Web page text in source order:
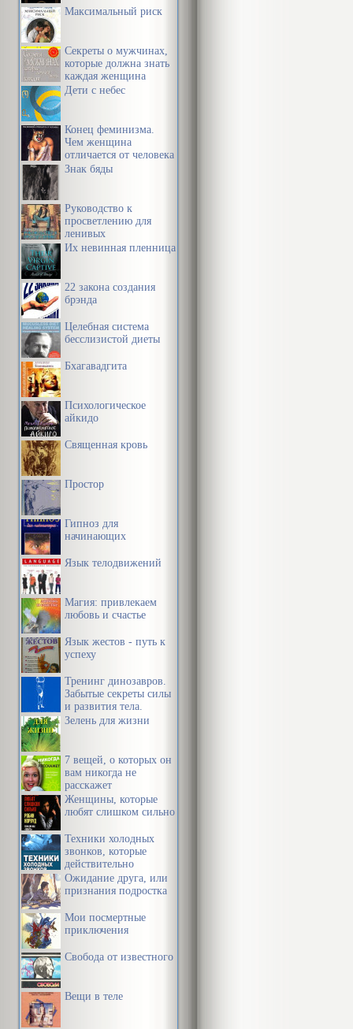
Максимальный риск
Секреты о мужчинах,
которые должна знать
каждая женщина
Дети с небес
Конец феминизма.
Чем женщина
отличается от человека
Знак бяды
Руководство к
просветлению для
ленивых
Их невинная пленница
22 закона создания
брэнда
Целебная система
бесслизистой диеты
Бхагавадгита
Психологическое
айкидо
Священная кровь
Простор
Гипноз для
начинающих
Язык телодвижений
Магия: привлекаем
любовь и счастье
Язык жестов - путь к
успеху
Тренинг динозавров.
Забытые секреты силы
и развития тела.
Зелень для жизни
7 вещей, о которых он
вам никогда не
расскажет
Женщины, которые
любят слишком сильно
Техники холодных
звонков, которые
действительно
работают
Ожидание друга, или
признания подростка
Мои посмертные
приключения
Свобода от известного
Вещи в теле